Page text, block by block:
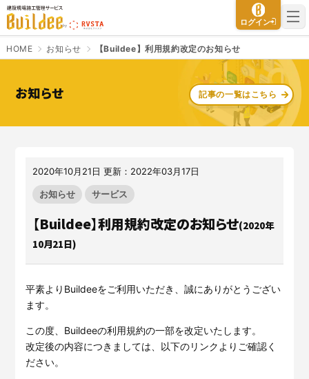
建設現場施工管理サービス Buildee（ビルディー）
ログイン
さよなら、紙マニフェスト 建設現場をICTでスマートに
サービスサイトを見る
入退場も、調整会議も、もっと
ラクに
サービスサイトを見る
クラウドサービスです。
現場に伝える。伝わる。
HOME お知らせ 【Buildee】利用規約改定のお知らせ
お知らせ 記事の一覧はこちら
2020年10月21日 更新：2022年03月17日
お知らせ サービス
【Buildee】利用規約改定のお知らせ(2020年
10月21日)
平素よりBuildeeをご利用いただき、誠にありがとうござい
ます。
この度、Buildeeの利用規約の一部を改定いたします。
改定後の内容につきましては、以下のリンクよりご確認く
ださい。